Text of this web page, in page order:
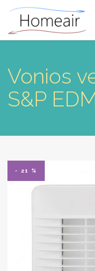
Vonios
S&P
- 21 %